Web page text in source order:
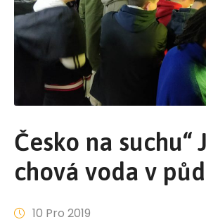
Česko na suchu“
chová voda v
10 Pro 2019